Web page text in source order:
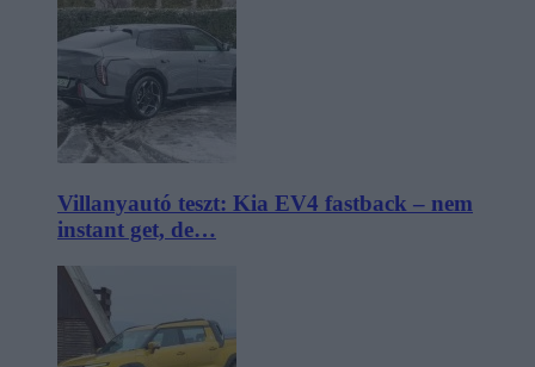
Villanyautó teszt: Kia EV4 fastback – nem
instant get, de…